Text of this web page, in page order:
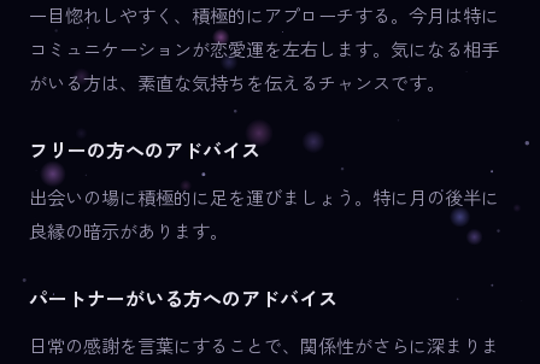
一目惚れしやすく、積極的にアプローチする。今月は特に
コミュニケーションが恋愛運を左右します。気になる相手
がいる方は、素直な気持ちを伝えるチャンスです。
フリーの方へのアドバイス
出会いの場に積極的に足を運びましょう。特に月の後半に
良縁の暗示があります。
パートナーがいる方へのアドバイス
日常の感謝を言葉にすることで、関係性がさらに深まりま